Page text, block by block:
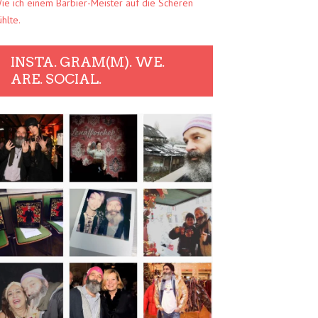
ich einem Barbier-Meister auf die Scheren
INSTA. GRAM(M). WE.
ARE. SOCIAL.